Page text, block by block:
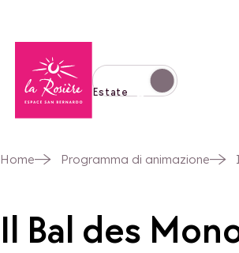
Passa alla
Estate
Home Programma di animazione
Il Bal des